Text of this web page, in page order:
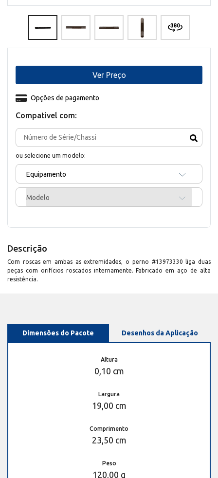
Compativel com:
ou selecione um modelo:
Equipamento
Modelo
Opções de pagamento
Ver Preço
Descrição
Com roscas em ambas as extremidades, o perno #13973330 liga duas
peças com orifícios roscados internamente. Fabricado em aço de alta
resistência.
Dimensões do Pacote Desenhos da Aplicação
Altura
0,10 cm
Largura
19,00 cm
Comprimento
23,50 cm
Peso
120,00 g